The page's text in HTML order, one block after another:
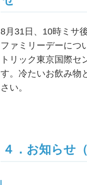
8月31日、10時ミサ
ファミリーデーにつ
トリック東京国際
す。冷たいお飲み物
さい。
４．お知らせ